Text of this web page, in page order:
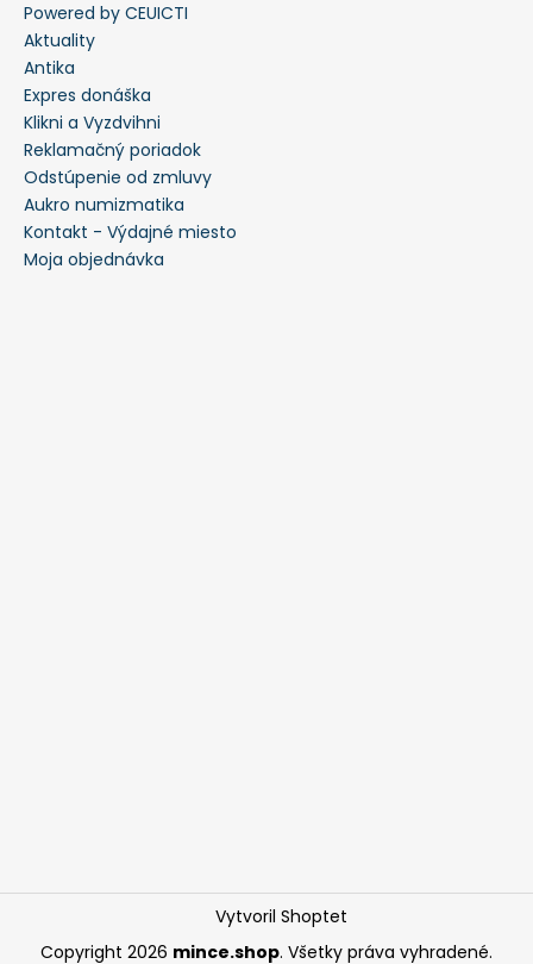
Powered by CEUICTI
Aktuality
Antika
Expres donáška
Klikni a Vyzdvihni
Reklamačný poriadok
Odstúpenie od zmluvy
Aukro numizmatika
Kontakt - Výdajné miesto
Moja objednávka
Vytvoril Shoptet
Copyright 2026 mince.shop. Všetky práva vyhradené.